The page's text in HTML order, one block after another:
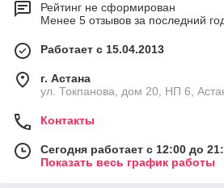
Рейтинг не сформирован
Менее 5 отзывов за последний
Работает с 15.04.2013
г. Астана
ул. Токпанова, дом 20, НП 6,
Контакты
Сегодня работает с 12:00 до
Показать весь график работы